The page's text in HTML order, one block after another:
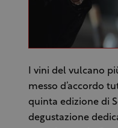
I vini del vulcano
messo d’accordo
quinta edizione di
degustazione